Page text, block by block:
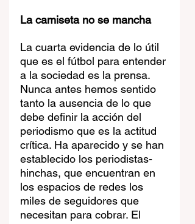
La camiseta no se mancha
La cuarta evidencia de lo útil
que es el fútbol para entender
a la sociedad es la prensa.
Nunca antes hemos sentido
tanto la ausencia de lo que
debe definir la acción del
periodismo que es la actitud
crítica. Ha aparecido y se han
establecido los periodistas-
hinchas, que encuentran en
los espacios de redes los
miles de seguidores que
necesitan para cobrar. El